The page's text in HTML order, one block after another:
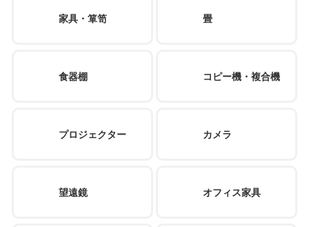
家具・箪笥 畳
食器棚 コピー機・複合機
プロジェクター カメラ
望遠鏡 オフィス家具